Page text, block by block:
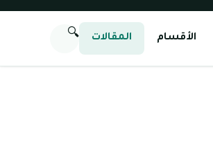
الأقسام المقالات 🔍